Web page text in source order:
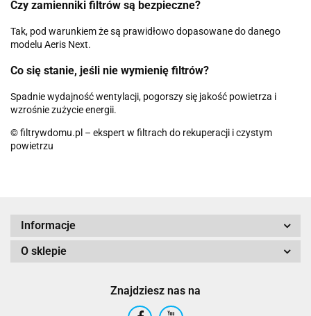
Czy zamienniki filtrów są bezpieczne?
Tak, pod warunkiem że są prawidłowo dopasowane do danego
modelu Aeris Next.
Co się stanie, jeśli nie wymienię filtrów?
Spadnie wydajność wentylacji, pogorszy się jakość powietrza i
wzrośnie zużycie energii.
© filtrywdomu.pl – ekspert w filtrach do rekuperacji i czystym
powietrzu
Informacje
O sklepie
Znajdziesz nas na